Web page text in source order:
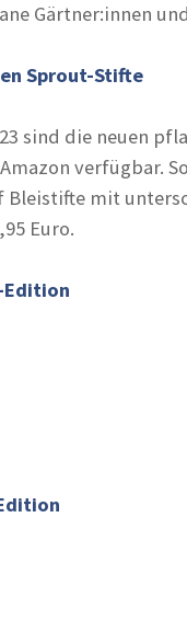
Gärtner:innen
Sprout-Stifte
sind die neuen
verfügbar.
mit
Euro.
Edition